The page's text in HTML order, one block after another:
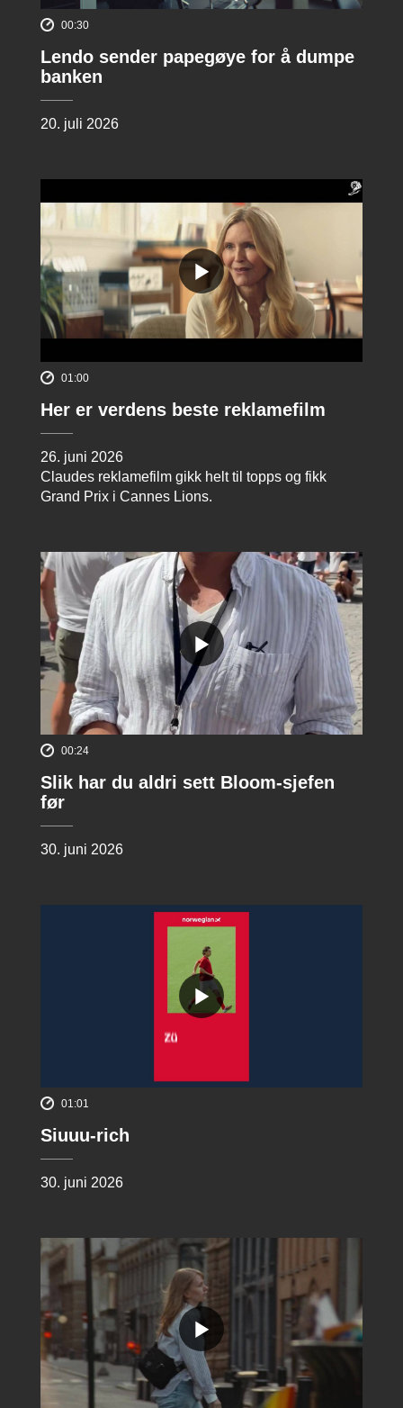
00:30
Lendo sender papegøye for å dumpe
banken
20. juli 2026
01:00
Her er verdens beste reklamefilm
26. juni 2026
Claudes reklamefilm gikk helt til topps og fikk
Grand Prix i Cannes Lions.
00:24
Slik har du aldri sett Bloom-sjefen
før
30. juni 2026
01:01
Siuuu-rich
30. juni 2026